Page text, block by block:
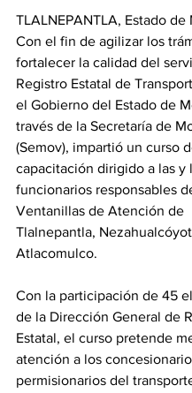
TLALNEPANTLA, Estado de
Con el fin de agilizar los
fortalecer la calidad del
Registro Estatal de
el Gobierno del Estado de
través de la Secretaría de
(Semov), impartió un curso
capacitación dirigido a las y
funcionarios responsables
Ventanillas de Atención de
Tlalnepantla,
Atlacomulco.
Con la participación de 45
de la Dirección General de
Estatal, el curso pretende
atención a los
permisionarios del